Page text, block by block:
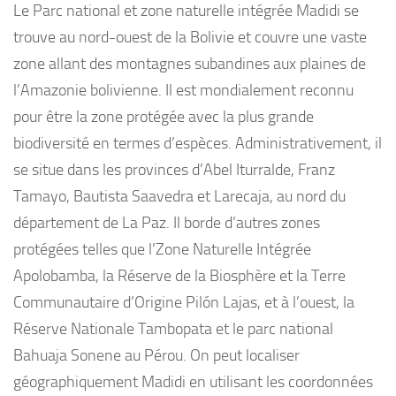
Le Parc national et zone naturelle intégrée Madidi se
trouve au nord-ouest de la Bolivie et couvre une vaste
zone allant des montagnes subandines aux plaines de
l’Amazonie bolivienne. Il est mondialement reconnu
pour être la zone protégée avec la plus grande
biodiversité en termes d’espèces. Administrativement, il
se situe dans les provinces d’Abel Iturralde, Franz
Tamayo, Bautista Saavedra et Larecaja, au nord du
département de La Paz. Il borde d’autres zones
protégées telles que l’Zone Naturelle Intégrée
Apolobamba, la Réserve de la Biosphère et la Terre
Communautaire d’Origine Pilón Lajas, et à l’ouest, la
Réserve Nationale Tambopata et le parc national
Bahuaja Sonene au Pérou. On peut localiser
géographiquement Madidi en utilisant les coordonnées